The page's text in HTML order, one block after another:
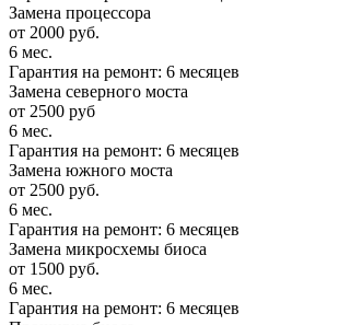
Замена процессора
от 2000 руб.
6 мес.
Гарантия на ремонт: 6 месяцев
Замена северного моста
от 2500 руб
6 мес.
Гарантия на ремонт: 6 месяцев
Замена южного моста
от 2500 руб.
6 мес.
Гарантия на ремонт: 6 месяцев
Замена микросхемы биоса
от 1500 руб.
6 мес.
Гарантия на ремонт: 6 месяцев